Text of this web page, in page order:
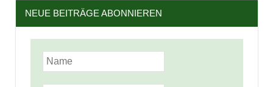
NEUE BEITRÄGE ABONNIEREN